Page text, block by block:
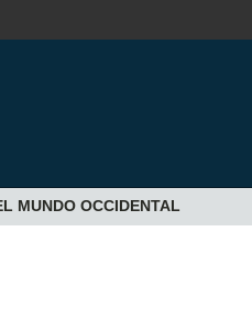
MUNDO OCCIDENTAL